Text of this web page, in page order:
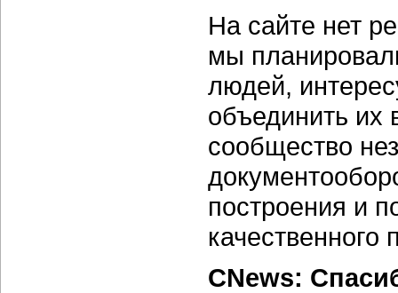
На сайте нет
мы
людей,
объединить их
сообщество
построения и
качественного
CNews: